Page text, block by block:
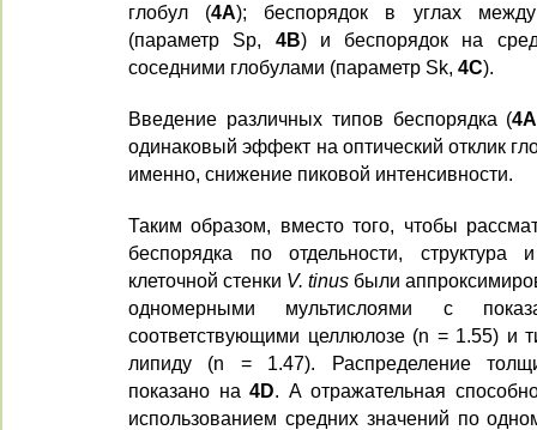
глобул (4A); беспорядок в углах
(параметр Sp, 4B) и беспорядок на
соседними глобулами (параметр Sk, 4C).
Введение различных типов беспорядка (4A
одинаковый эффект на оптический отклик
именно, снижение пиковой интенсивности.
Таким образом, вместо того, чтобы
беспорядка по отдельности, структура
клеточной стенки V. tinus были
одномерными мультислоями с
соответствующими целлюлозе (n = 1.55) и
липиду (n = 1.47). Распределение
показано на4D. А отражательная
использованием средних значений по